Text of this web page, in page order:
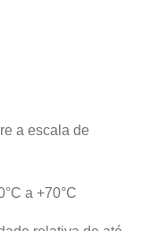
a escala de
a +70°C